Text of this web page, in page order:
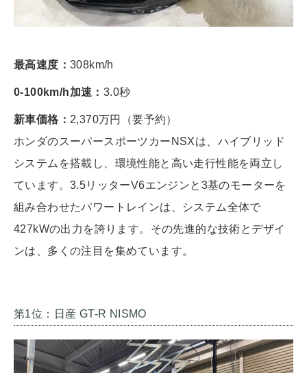
最高速度： 308km/h
0-100km/h加速： 3.0秒
新車価格： 2,370万円（要予約）
ホンダのスーパースポーツカーNSXは、ハイブリッド
システムを搭載し、環境性能と高い走行性能を両立し
ています。3.5リッターV6エンジンと3基のモーターを
組み合わせたパワートレインは、システム全体で
427kWの出力を誇ります。その先進的な技術とデザイ
ンは、多くの注目を集めています。
第1位：日産 GT-R NISMO